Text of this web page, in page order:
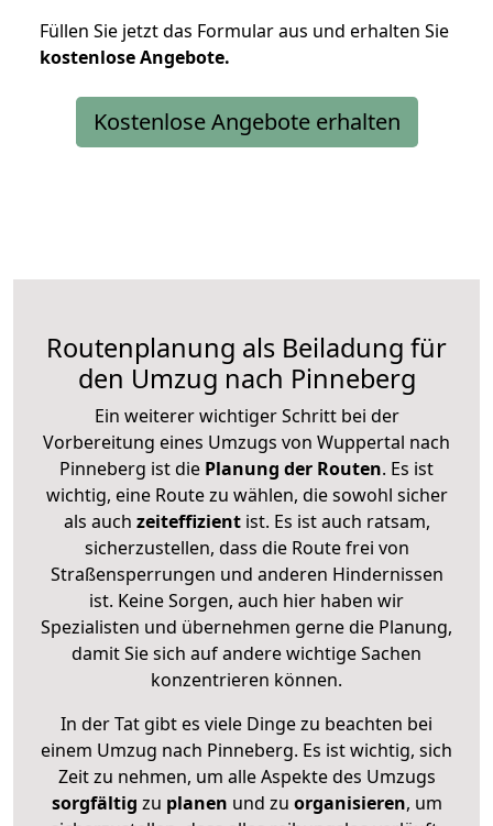
Füllen Sie jetzt das Formular aus und erhalten Sie
kostenloseAngebote.
Kostenlose Angebote erhalten
Routenplanung als Beiladung für
den Umzug nach Pinneberg
Ein weiterer wichtiger Schritt bei der
Vorbereitung eines Umzugs von Wuppertal nach
Pinneberg ist die Planung der Routen. Es ist
wichtig, eine Route zu wählen, die sowohl sicher
als auch zeiteffizientist. Es ist auch ratsam,
sicherzustellen, dass die Route frei von
Straßensperrungen und anderen Hindernissen
ist. Keine Sorgen, auch hier haben wir
Spezialisten und übernehmen gerne die Planung,
damit Sie sich auf andere wichtige Sachen
konzentrieren können.
In der Tat gibt es viele Dinge zu beachten bei
einem Umzug nach Pinneberg. Es ist wichtig, sich
Zeit zu nehmen, um alle Aspekte des Umzugs
sorgfältig zu planen und zu organisieren, um